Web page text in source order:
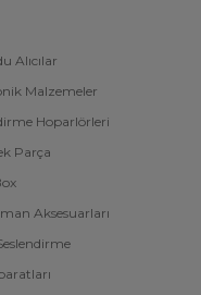
Alıcılar
Malzemeler
Hoparlörleri
Parça
Aksesuarları